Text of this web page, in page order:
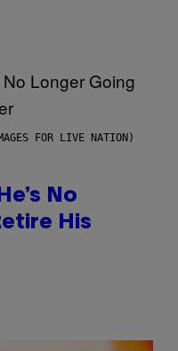
FOR LIVE NATION)
No
His